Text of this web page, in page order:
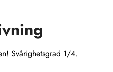
Svårighetsgrad 1/4.